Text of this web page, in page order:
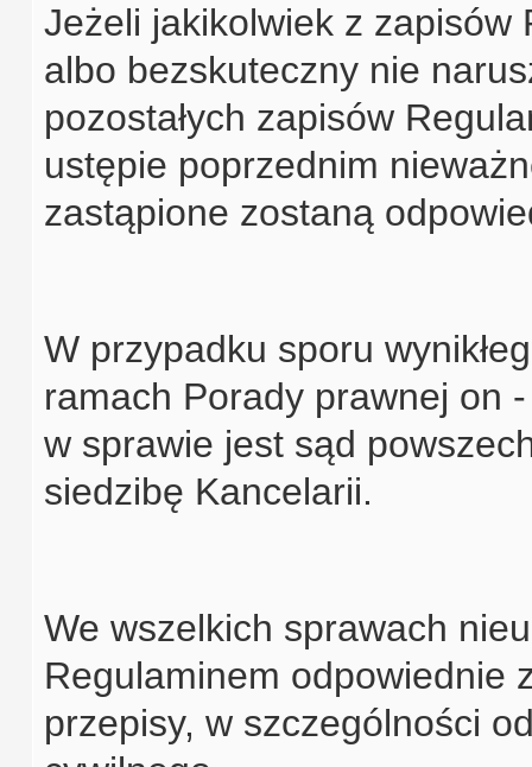
Jeżeli jakikolwiek z zapisów
albo bezskuteczny nie
pozostałych zapisów
ustępie poprzednim
zastąpione zostaną
W przypadku sporu
ramach Porady prawnej on
w sprawie jest sąd
siedzibę Kancelarii.
We wszelkich sprawach
Regulaminem odpowiednie
przepisy, w szczególności